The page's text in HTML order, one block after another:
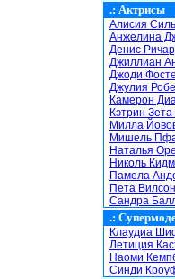
.: Актрисы
Алисия
Анжелина
Денис
Джиллиан
Джоди
Джулия
Камерон
Кэтрин
Милла
Мишель
Наталья
Николь
Памела
Пета Вилсон
Сандра
.:
Клаудиа
Летиция
Наоми
Синди